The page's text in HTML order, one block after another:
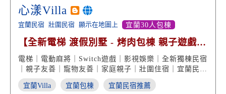
心漾Villa
宜蘭民宿 壯圍民宿 顯示在地圖上 宜蘭30人包棟
【全新電梯 渡假別墅 - 烤肉包棟 親子遊戲區
大投影螢幕】
電梯｜電動麻將｜Switch遊戲｜影視娛樂｜全新獨棟民宿
｜親子友善｜寵物友善｜家庭親子｜壯圍住宿｜宜蘭民宿
推薦
宜蘭Villa 宜蘭包棟 宜蘭民宿推薦